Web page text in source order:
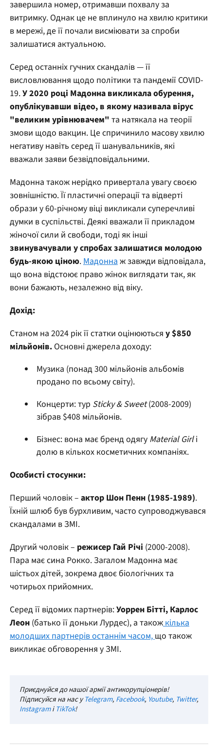
завершила номер, отримавши похвалу за
витримку. Однак це не вплинуло на хвилю критики
в мережі, де її почали висміювати за спроби
залишатися актуальною.
Серед останніх гучних скандалів — її
висловлювання щодо політики та пандемії COVID-
19.У 2020 році Мадонна викликала обурення,
опублікувавши відео, в якому називала вірус
"великим урівнювачем" та натякала на теорії
змови щодо вакцин. Це спричинило масову хвилю
негативу навіть серед її шанувальників, які
вважали заяви безвідповідальними.
Мадонна також нерідко привертала увагу своєю
зовнішністю. Її пластичні операції та відверті
образи у 60-річному віці викликали суперечливі
думки в суспільстві. Деякі вважали її прикладом
жіночої сили й свободи, тоді як інші
звинувачували у спробах залишатися молодою
будь-якою ціною.Мадоннаж завжди відповідала,
що вона відстоює право жінок виглядати так, як
вони бажають, незалежно від віку.
Дохід:
Станом на 2024 рік її статки оцінюються у $850
мільйонів. Основні джерела доходу:
Музика (понад 300 мільйонів альбомів
продано по всьому світу).
Концерти: тур Sticky & Sweet(2008-2009)
зібрав $408 мільйонів.
Бізнес: вона має бренд одягу Material Girlі
долю в кількох косметичних компаніях.
Особисті стосунки:
Перший чоловік – актор Шон Пенн (1985-1989).
Їхній шлюб був бурхливим, часто супроводжувався
скандалами в ЗМІ.
Другий чоловік – режисер Гай Річі (2000-2008).
Пара має сина Рокко. Загалом Мадонна має
шістьох дітей, зокрема двоє біологічних та
чотирьох прийомних.
Серед її відомих партнерів:Уоррен Бітті, Карлос
Леон (батько її доньки Лурдес), а такожкілька
молодших партнерів останнім часом,що також
викликає обговорення у ЗМІ.
Приєднуйся до нашої армії антикорупціонерів!
Підписуйся на нас уTelegram, Facebook, Youtube, Twitter,
InstagramіTikTok!